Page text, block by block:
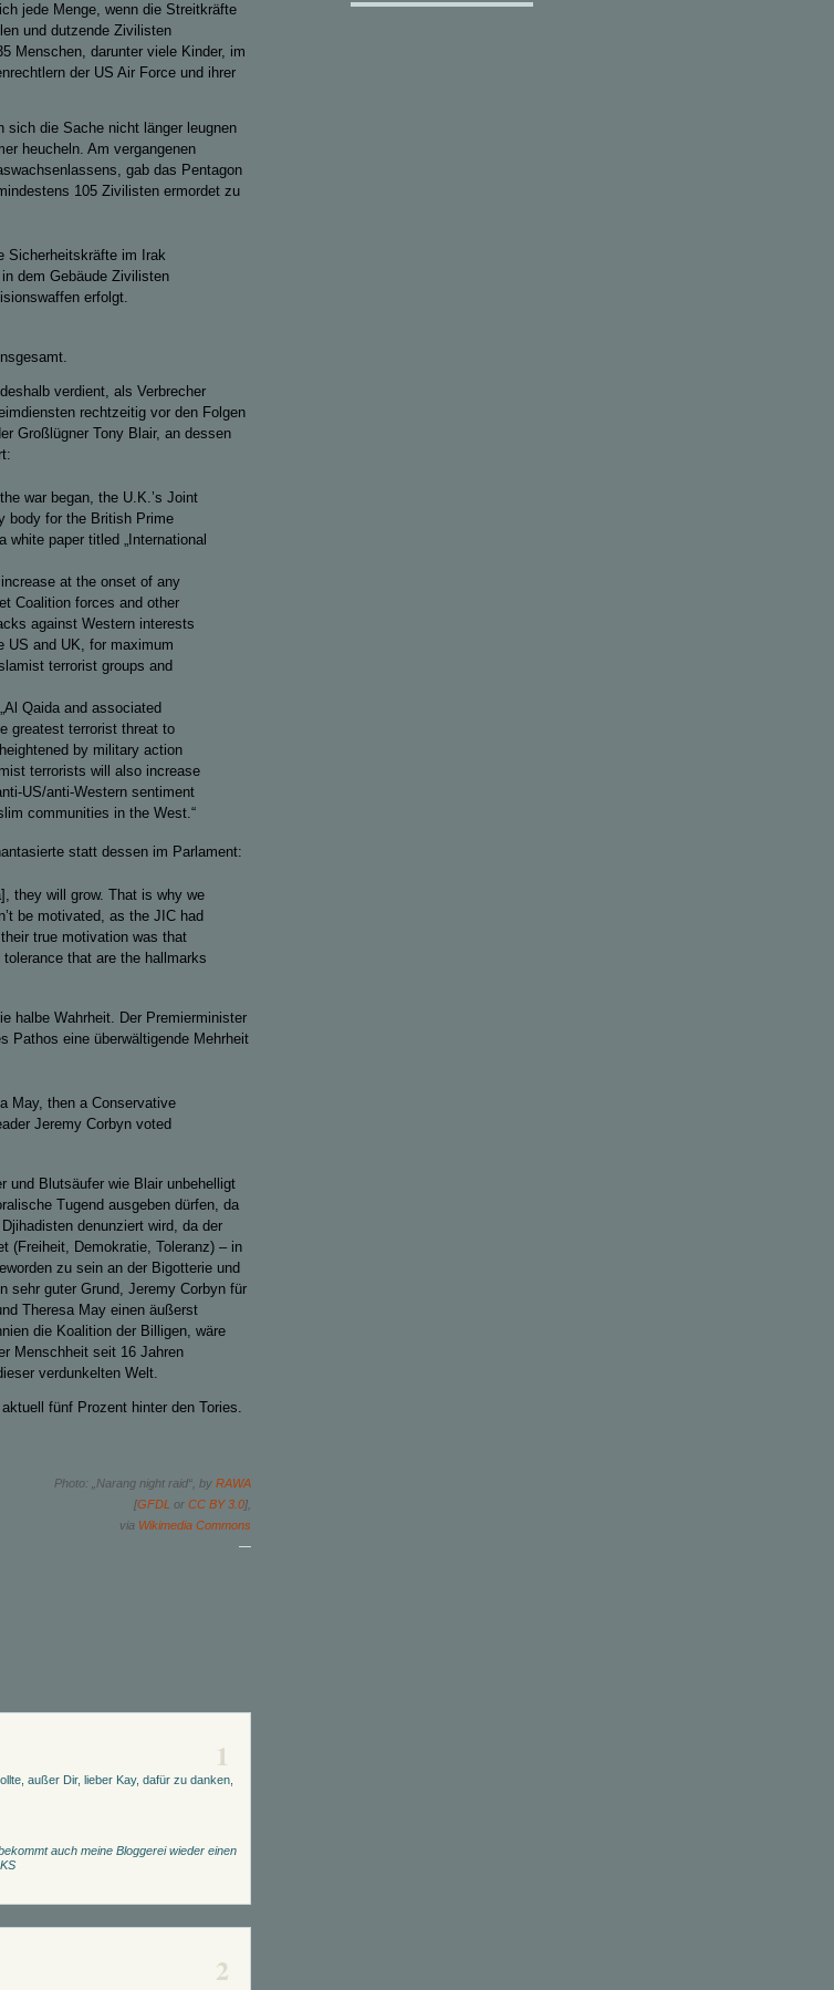
jede Menge, wenn die Streitkräfte
und dutzende Zivilisten
Menschen, darunter viele Kinder, im
der US Air Force und ihrer
sich die Sache nicht länger leugnen
heucheln. Am vergangenen
gab das Pentagon
105 Zivilisten ermordet zu
Sicherheitskräfte im Irak
dem Gebäude Zivilisten
erfolgt.
verdient, als Verbrecher
rechtzeitig vor den Folgen
Großlügner Tony Blair, an dessen
war began, the U.K.’s Joint
body for the British Prime
paper titled „International
at the onset of any
Coalition forces and other
against Western interests
US and UK, for maximum
terrorist groups and
Qaida and associated
greatest terrorist threat to
by military action
terrorists will also increase
US/anti-Western sentiment
communities in the West.“
statt dessen im Parlament:
they will grow. That is why we
be motivated, as the JIC had
true motivation was that
that are the hallmarks
halbe Wahrheit. Der Premierminister
Pathos eine überwältigende Mehrheit
May, then a Conservative
Jeremy Corbyn voted
und Blutsäufer wie Blair unbehelligt
Tugend ausgeben dürfen, da
denunziert wird, da der
(Freiheit, Demokratie, Toleranz) – in
zu sein an der Bigotterie und
sehr guter Grund, Jeremy Corbyn für
Theresa May einen äußerst
die Koalition der Billigen, wäre
Menschheit seit 16 Jahren
verdunkelten Welt.
aktuell fünf Prozent hinter den Tories.
Photo: „Narang night raid“, by RAWA
[GFDL or CC BY 3.0],
via Wikimedia Commons
—
1
außer Dir, lieber Kay, dafür zu danken,
auch meine Bloggerei wieder einen
2